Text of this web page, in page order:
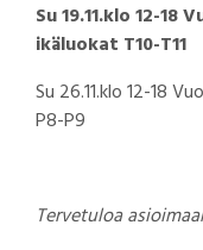
Su 19.11.klo 12-18
ikäluokat T10-T11
Su 26.11.klo 12-18
P8-P9
Tervetuloa